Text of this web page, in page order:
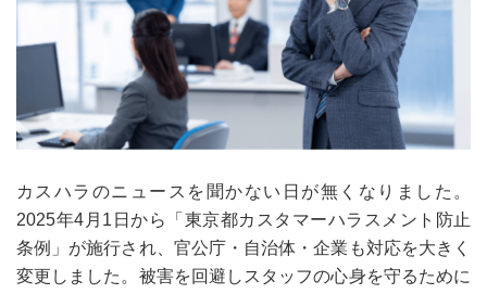
カスハラのニュースを聞かない日が無くなりました。
2025年4月1日から「東京都カスタマーハラスメント防止
条例」が施行され、官公庁・自治体・企業も対応を大きく
変更しました。被害を回避しスタッフの心身を守るために